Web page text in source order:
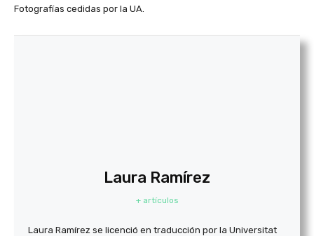
Fotografías cedidas por la UA.
Laura Ramírez
+ artículos
Laura Ramírez se licenció en traducción por la Universitat